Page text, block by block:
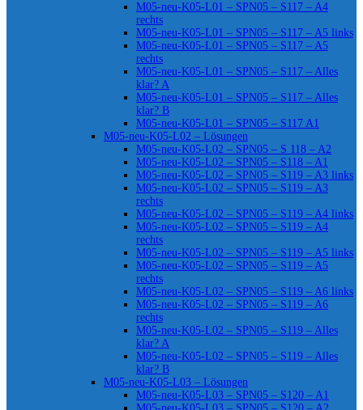
M05-neu-K05-L01 – SPN05 – S117 – A4
rechts
M05-neu-K05-L01 – SPN05 – S117 – A5 links
M05-neu-K05-L01 – SPN05 – S117 – A5
rechts
M05-neu-K05-L01 – SPN05 – S117 – Alles
klar? A
M05-neu-K05-L01 – SPN05 – S117 – Alles
klar? B
M05-neu-K05-L01 – SPN05 – S117 A1
M05-neu-K05-L02 – Lösungen
M05-neu-K05-L02 – SPN05 – S 118 – A2
M05-neu-K05-L02 – SPN05 – S118 – A1
M05-neu-K05-L02 – SPN05 – S119 – A3 links
M05-neu-K05-L02 – SPN05 – S119 – A3
rechts
M05-neu-K05-L02 – SPN05 – S119 – A4 links
M05-neu-K05-L02 – SPN05 – S119 – A4
rechts
M05-neu-K05-L02 – SPN05 – S119 – A5 links
M05-neu-K05-L02 – SPN05 – S119 – A5
rechts
M05-neu-K05-L02 – SPN05 – S119 – A6 links
M05-neu-K05-L02 – SPN05 – S119 – A6
rechts
M05-neu-K05-L02 – SPN05 – S119 – Alles
klar? A
M05-neu-K05-L02 – SPN05 – S119 – Alles
klar? B
M05-neu-K05-L03 – Lösungen
M05-neu-K05-L03 – SPN05 – S120 – A1